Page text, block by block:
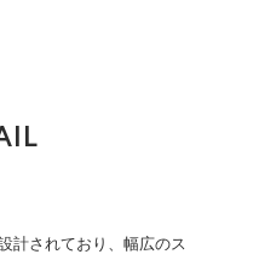
計されており、幅広のス